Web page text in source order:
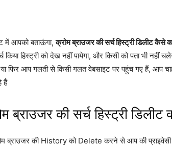
में आपको बताऊंगा,क्रोम ब्राउजर की सर्च हिस्ट्री डिलीट कैसे
किया हिस्ट्री को देख नहीं पायेगा, और किसी को पता भी
या फिर आप गलती से किसी गलत वेबसाइट पर पहुंच गए हैं, आप
हैं
ब्राउजर की सर्च हिस्ट्री डिलीट
ब्राउजर की History को Delete करने से आप की प्राइवेसी